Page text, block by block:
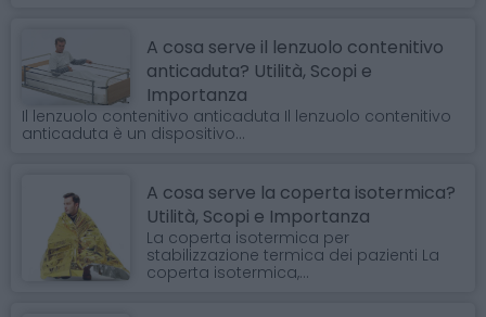
A cosa serve il lenzuolo contenitivo
anticaduta? Utilità, Scopi e
Importanza
Il lenzuolo contenitivo anticaduta Il lenzuolo contenitivo
anticaduta è un dispositivo...
A cosa serve la coperta isotermica?
Utilità, Scopi e Importanza
La coperta isotermica per
stabilizzazione termica dei pazienti La
coperta isotermica,...